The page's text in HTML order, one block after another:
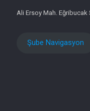
Ali Ersoy Mah.
Şube Navigasyon